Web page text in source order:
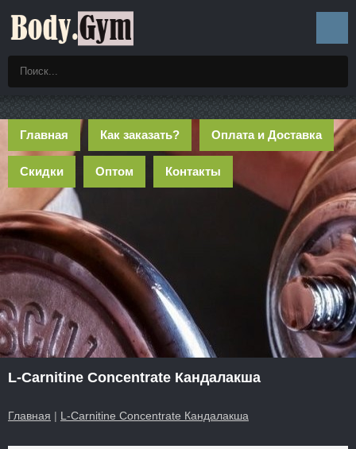
Главная Как заказать? Оплата и Доставка
Скидки Оптом Контакты
L-Carnitine Сoncentrate Кандалакша
Главная | L-Carnitine Сoncentrate Кандалакша